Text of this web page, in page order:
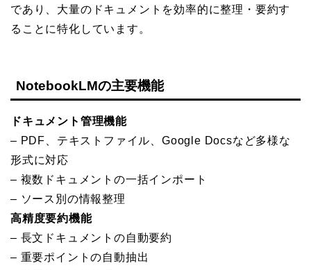
であり、大量のドキュメントを効率的に整理・要約す
ることに特化しています。
NotebookLMの主要機能
ドキュメント管理機能
– PDF、テキストファイル、Google Docsなど多様な
形式に対応
– 複数ドキュメントの一括インポート
– ソース別の情報整理
高精度要約機能
– 長文ドキュメントの自動要約
– 重要ポイントの自動抽出